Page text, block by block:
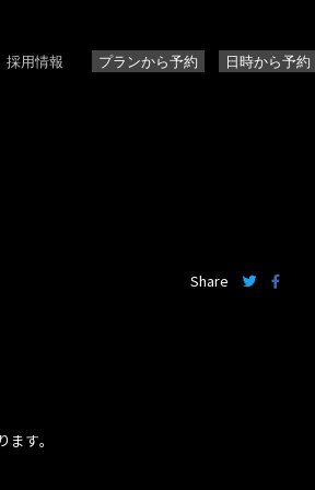
採用情報 プランから予約 日時から予約
Share
す。